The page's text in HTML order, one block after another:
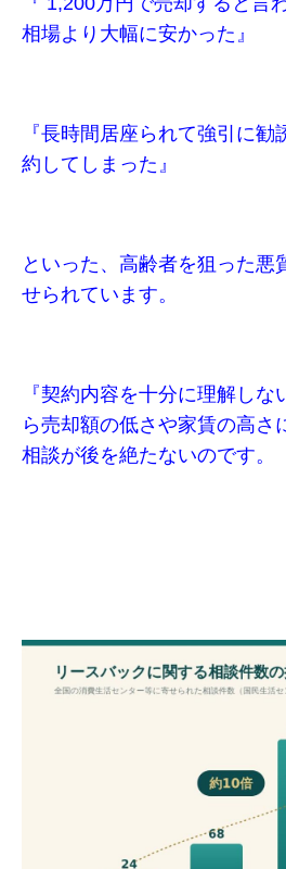
相場より大幅に安かった』
『長時間居座られて強引に
約してしまった』
といった、高齢者を狙った悪
せられています。
『契約内容を十分に理解し
ら売却額の低さや家賃の高さ
相談が後を絶たないのです。